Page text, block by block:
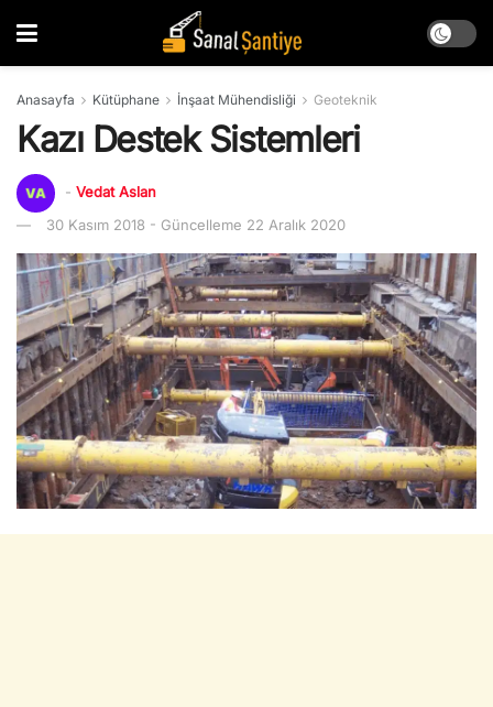
Anasayfa Kütüphane İnşaat Mühendisliği Geoteknik
Kazı Destek Sistemleri
- Vedat Aslan
30 Kasım 2018 - Güncelleme 22 Aralık 2020